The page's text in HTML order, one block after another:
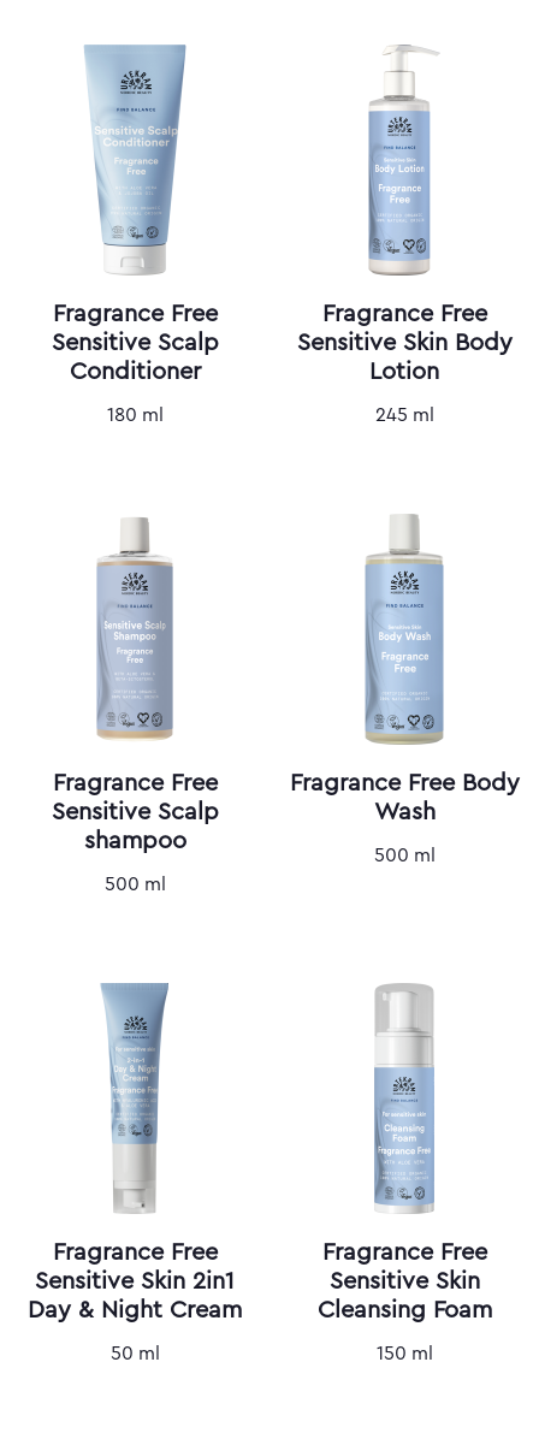
Fragrance Free
Sensitive Scalp
Conditioner
180 ml
Fragrance Free
Sensitive Skin Body
Lotion
245 ml
Fragrance Free
Sensitive Scalp
shampoo
500 ml
Fragrance Free Body
Wash
500 ml
Fragrance Free
Sensitive Skin 2in1
Day & Night Cream
50 ml
Fragrance Free
Sensitive Skin
Cleansing Foam
150 ml